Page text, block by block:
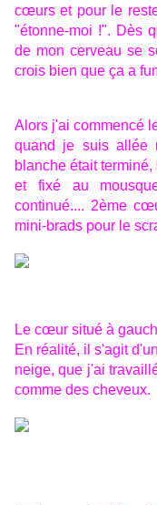
cœurs et pour le
"étonne-moi !". Dès
de mon cerveau se
crois bien que ça a
Alors j'ai commencé
quand je suis allée
blanche était
et fixé au
continué.... 2ème
mini-brads pour le
Le cœur situé à
En réalité, il s'agit
neige, que j'ai
comme des cheveux.